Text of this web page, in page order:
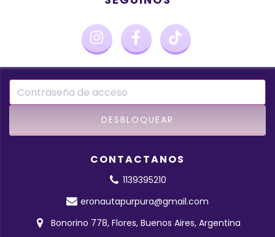
CONTACTANOS
1139395210
eronautapurpura@gmail.com
Bonorino 778, Flores, Buenos Aires, Argentina